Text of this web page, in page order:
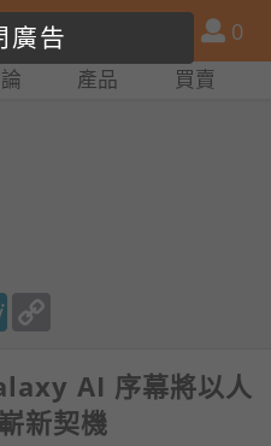
尋
產
品
比
會
員
0
產品 買賣
MeWe
AI 序幕將以人
新契機
廣告